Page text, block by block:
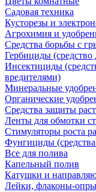
Садовая техника
Кусторезы и
Агрохимия и
Средства борьбы с
Гербициды
Инсектициды
вредителями)
Минеральные
Органические
Средства защиты
Ленты для обмотки
Стимуляторы роста
Фунгициды
Все для полива
Капельный полив
Катушки и
Лейки, флаконы-